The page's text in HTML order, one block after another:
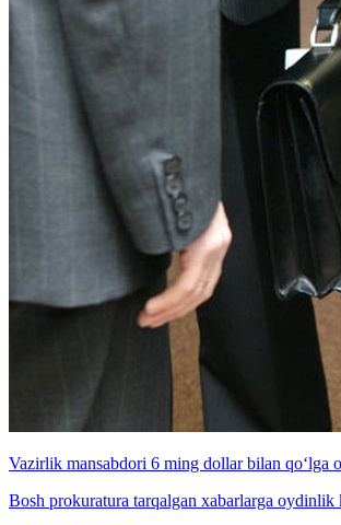
Vazirlik mansabdori 6 ming dollar bilan qo‘lga
Bosh prokuratura tarqalgan xabarlarga oydinlik